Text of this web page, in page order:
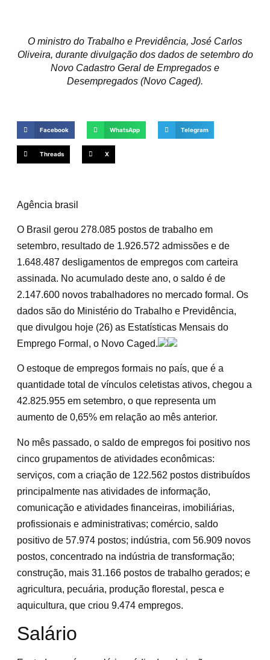
O ministro do Trabalho e Previdência, José Carlos
Oliveira, durante divulgação dos dados de setembro do
Novo Cadastro Geral de Empregados e
Desempregados (Novo Caged).
Facebook WhatsApp Telegram
Threads X
Agência brasil
O Brasil gerou 278.085 postos de trabalho em
setembro, resultado de 1.926.572 admissões e de
1.648.487 desligamentos de empregos com carteira
assinada. No acumulado deste ano, o saldo é de
2.147.600 novos trabalhadores no mercado formal. Os
dados são do Ministério do Trabalho e Previdência,
que divulgou hoje (26) as Estatísticas Mensais do
Emprego Formal, o Novo Caged.
O estoque de empregos formais no país, que é a
quantidade total de vínculos celetistas ativos, chegou a
42.825.955 em setembro, o que representa um
aumento de 0,65% em relação ao mês anterior.
No mês passado, o saldo de empregos foi positivo nos
cinco grupamentos de atividades econômicas:
serviços, com a criação de 122.562 postos distribuídos
principalmente nas atividades de informação,
comunicação e atividades financeiras, imobiliárias,
profissionais e administrativas; comércio, saldo
positivo de 57.974 postos; indústria, com 56.909 novos
postos, concentrado na indústria de transformação;
construção, mais 31.166 postos de trabalho gerados; e
agricultura, pecuária, produção florestal, pesca e
aquicultura, que criou 9.474 empregos.
Salário